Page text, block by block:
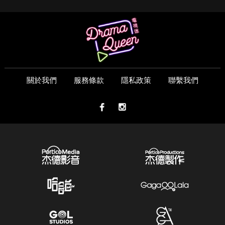
關於我們 服務條款 隱私政策 聯繫我們